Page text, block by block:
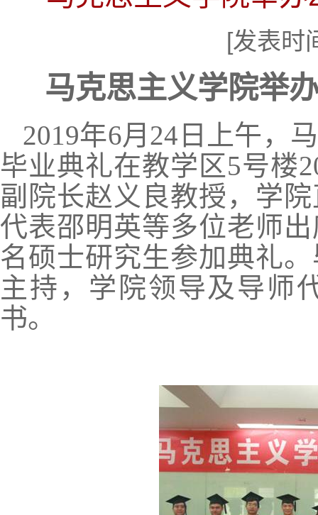
[发表时
马克思主义学院举
2019年6月 24 日上午，
毕业典礼在教学区5号楼
副院长赵义良教授，学
代表邵明英等多位老师
名硕士研究生参加典礼
主持，学院领导及导师
书。